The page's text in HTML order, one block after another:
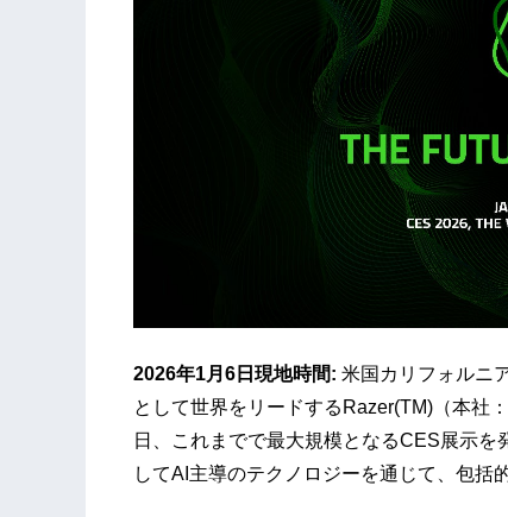
2026年1月6日現地時間: 米国カリフォルニ
として世界をリードするRazer(TM)（本社
日、これまでで最大規模となるCES展示
してAI主導のテクノロジーを通じて、包括